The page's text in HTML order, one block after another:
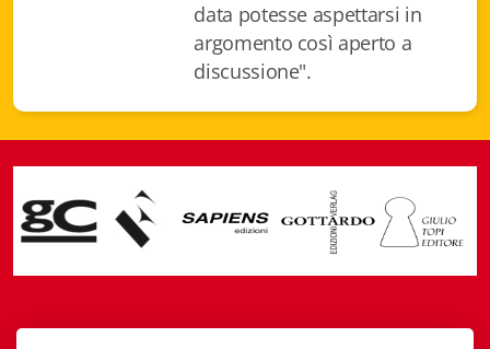
data potesse aspettarsi in
argomento così aperto a
discussione".
La Toppa